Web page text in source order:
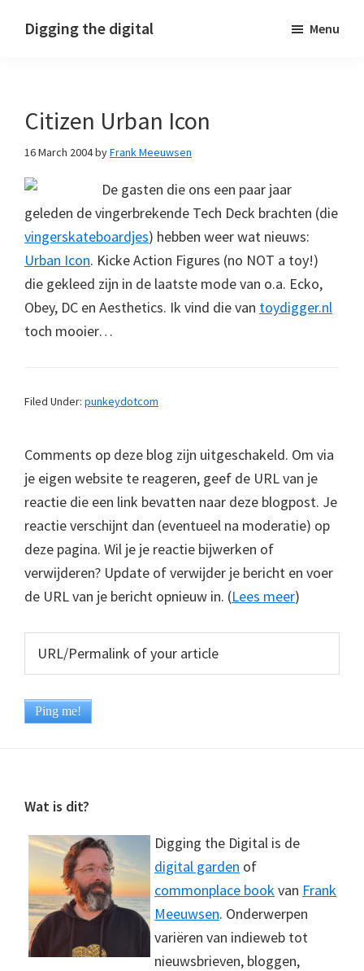
Digging the digital Menu
Citizen Urban Icon
16 March 2004byFrank Meeuwsen
De gasten die ons een paar jaar
geleden de vingerbrekende Tech Deck brachten (die
vingerskateboardjes) hebben weer wat nieuws:
Urban Icon. Kicke Action Figures (no NOT a toy!)
die gekleed zijn in de laatste mode van o.a. Ecko,
Obey, DC en Aesthetics. Ik vind die van toydigger.nl
toch mooier…
Filed Under: punkeydotcom
Comments op deze blog zijn uitgeschakeld. Om via
je eigen website te reageren, geef de URL van je
reactie die een link bevatten naar deze blogpost. Je
reactie verschijnt dan (eventueel na moderatie) op
deze pagina. Wil je je reactie bijwerken of
verwijderen? Update of verwijder je bericht en voer
de URL van je bericht opnieuw in. (Lees meer)
Footer
Wat is dit?
Digging the Digital is de
digital garden of
commonplace bookvan Frank
Meeuwsen. Onderwerpen
variëren van indieweb tot
nieuwsbrieven, bloggen,